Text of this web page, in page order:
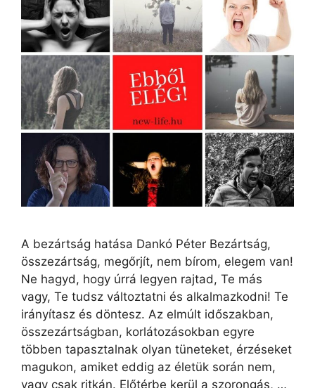
A bezártság hatása Dankó Péter Bezártság,
összezártság, megőrjít, nem bírom, elegem van!
Ne hagyd, hogy úrrá legyen rajtad, Te más
vagy, Te tudsz változtatni és alkalmazkodni! Te
irányítasz és döntesz. Az elmúlt időszakban,
összezártságban, korlátozásokban egyre
többen tapasztalnak olyan tüneteket, érzéseket
magukon, amiket eddig az életük során nem,
vagy csak ritkán. Előtérbe kerül a szorongás, …